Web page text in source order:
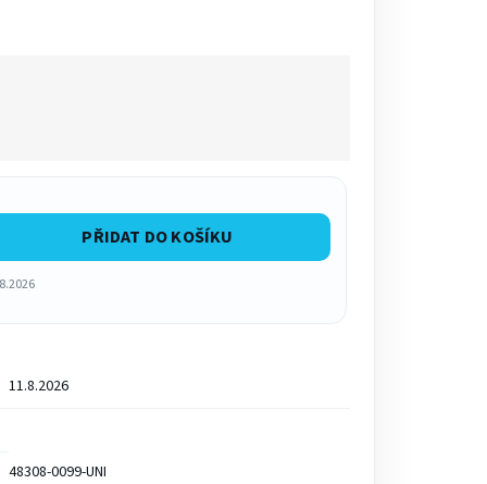
PŘIDAT DO KOŠÍKU
11.8.2026
48308-0099-UNI